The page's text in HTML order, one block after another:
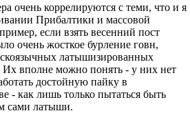
очень коррелируются с теми, что и я
Прибалтики и массовой
если взять весенний пост
очень жосткое бурление говн,
латышизированных
вполне можно понять - у них нет
достойную пайку в
- как лишь только пытаться быть
сами латыши.